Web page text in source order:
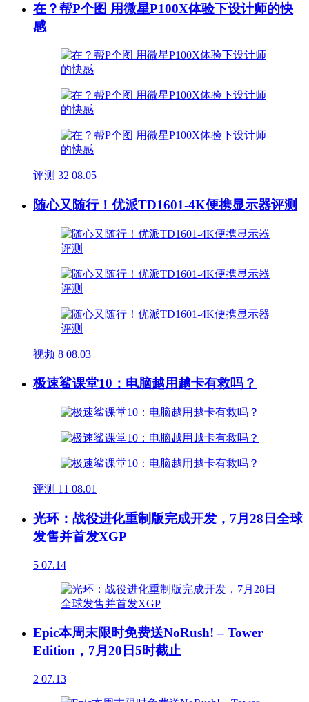
在？帮P个图 用微星P100X体验下设计师的快
感
评测 32 08.05
随心又随行！优派TD1601-4K便携显示器评测
视频 8 08.03
极速鲨课堂10：电脑越用越卡有救吗？
评测 11 08.01
光环：战役进化重制版完成开发，7月28日全球
发售并首发XGP
5 07.14
Epic本周末限时免费送NoRush! – Tower
Edition，7月20日5时截止
2 07.13